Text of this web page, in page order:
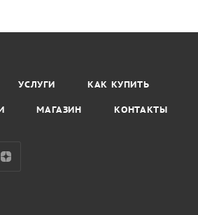
УСЛУГИ КАК КУПИТЬ
МАГАЗИН КОНТАКТЫ